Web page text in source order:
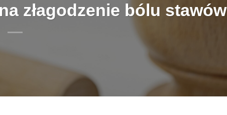
złagodzenie bólu stawów